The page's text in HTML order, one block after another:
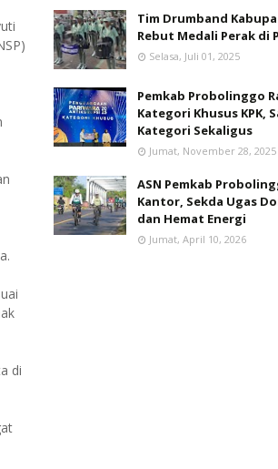
di
Tim Drumband
Rebut Medali Perak di
Selasa, Juli 01, 2025
Pemkab Probolinggo
Kategori Khusus KPK,
Kategori Sekaligus
Jumat, November 28, 2025
ASN Pemkab
Kantor, Sekda Ugas
dan Hemat Energi
Jumat, April 10, 2026